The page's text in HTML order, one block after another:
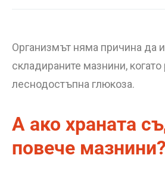
Организмът няма причина да
складираните мазнини, когато
леснодостъпна глюкоза.
А ако храната
повече мазнини?